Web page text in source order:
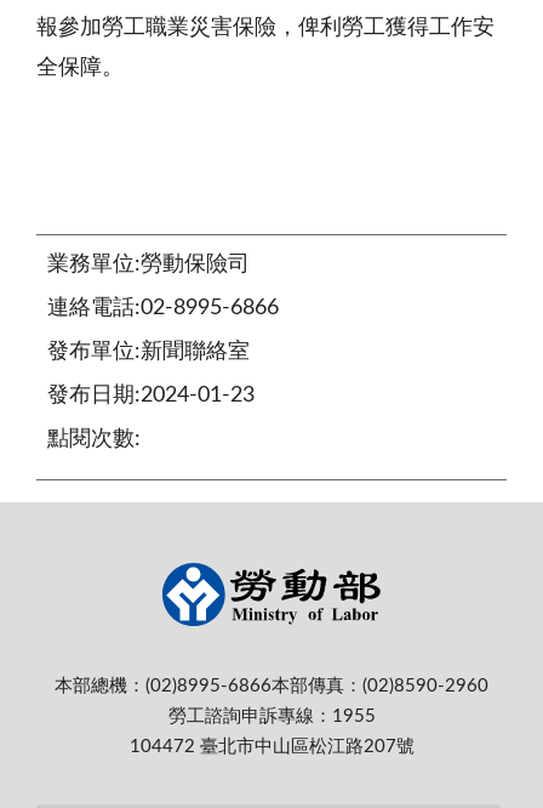
報參加勞工職業災害保險，俾利勞工獲得工作安
全保障。
業務單位:勞動保險司
連絡電話:02-8995-6866
發布單位:新聞聯絡室
發布日期:2024-01-23
點閱次數:
本部總機：(02)8995-6866本部傳真：(02)8590-2960
勞工諮詢申訴專線：1955
104472 臺北市中山區松江路207號